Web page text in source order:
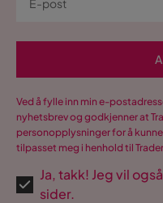
Ved å fylle inn min e-
nyhetsbrev og godkjenner at
personopplysninger for å
tilpasset meg i henhold til
Ja, takk! Jeg vil
sider.